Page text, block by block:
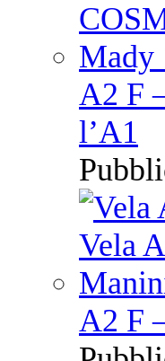
A2 F
l’A1
A2 F